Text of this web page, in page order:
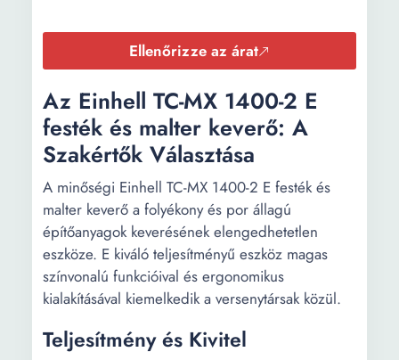
Ellenőrizze az árat
Az Einhell TC-MX 1400-2 E
festék és malter keverő: A
Szakértők Választása
A minőségi Einhell TC-MX 1400-2 E festék és
malter keverő a folyékony és por állagú
építőanyagok keverésének elengedhetetlen
eszköze. E kiváló teljesítményű eszköz magas
színvonalú funkcióival és ergonomikus
kialakításával kiemelkedik a versenytársak közül.
Teljesítmény és Kivitel